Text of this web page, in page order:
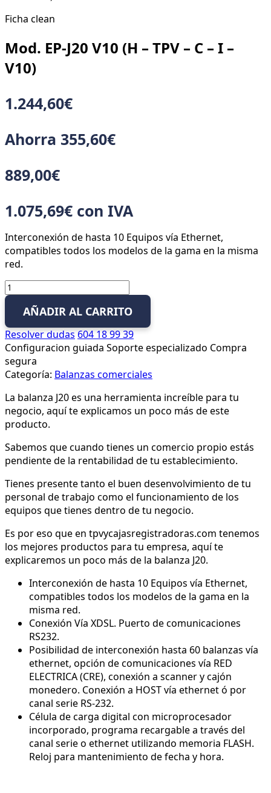
Ficha clean
Mod. EP-J20 V10 (H – TPV – C – I –
V10)
1.244,60€
Ahorra 355,60€
889,00€
1.075,69€ con IVA
Interconexión de hasta 10 Equipos vía Ethernet,
compatibles todos los modelos de la gama en la misma
red.
Mod.
EP-
V10
(H
–
TPV
–
C
–
I
–
V10)
cantidad
AÑADIR AL CARRITO
Resolver dudas604 18 99 39
Configuracion guiada Soporte especializado Compra
segura
Categoría: Balanzas comerciales
La balanza J20 es una herramienta increíble para tu
negocio, aquí te explicamos un poco más de este
producto.
Sabemos que cuando tienes un comercio propio estás
pendiente de la rentabilidad de tu establecimiento.
Tienes presente tanto el buen desenvolvimiento de tu
personal de trabajo como el funcionamiento de los
equipos que tienes dentro de tu negocio.
Es por eso que en tpvycajasregistradoras.com tenemos
los mejores productos para tu empresa, aquí te
explicaremos un poco más de la balanza J20.
Interconexión de hasta 10 Equipos vía Ethernet,
compatibles todos los modelos de la gama en la
misma red.
Conexión Vía XDSL. Puerto de comunicaciones
RS232.
Posibilidad de interconexión hasta 60 balanzas vía
ethernet, opción de comunicaciones vía RED
ELECTRICA (CRE), conexión a scanner y cajón
monedero. Conexión a HOST vía ethernet ó por
canal serie RS-232.
Célula de carga digital con microprocesador
incorporado, programa recargable a través del
canal serie o ethernet utilizando memoria FLASH.
Reloj para mantenimiento de fecha y hora.